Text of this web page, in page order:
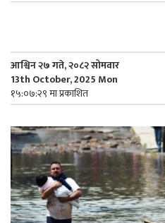
आश्विन २७ गते, २०८२ सोमवार
13th October, 2025 Mon
१५:०७:२९ मा प्रकाशित